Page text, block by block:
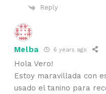
Reply
Melba 6 years ago
Hola Vero!
Estoy maravillada con
usado el tanino para